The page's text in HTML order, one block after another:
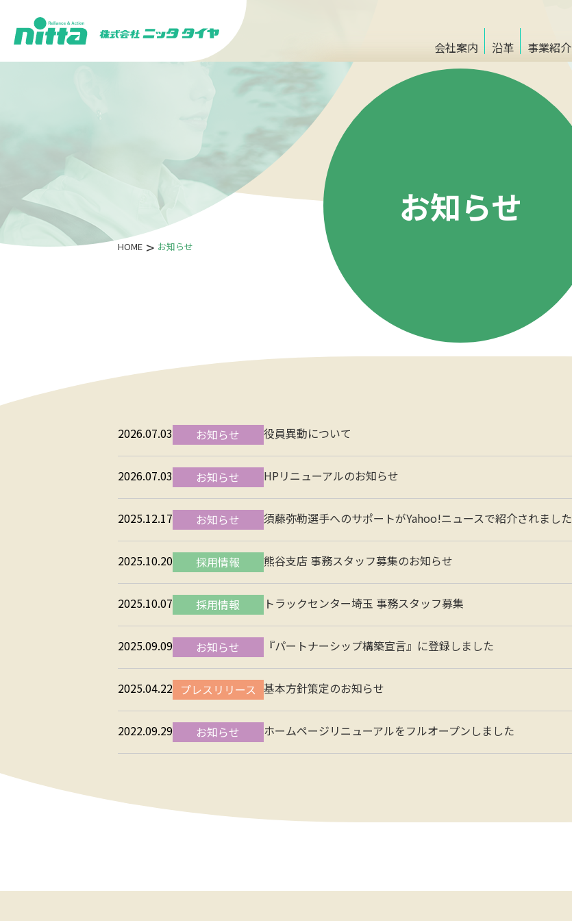
会社案内 沿革 事業紹介
お知らせ
HOME お知らせ
2026.07.03 お知らせ 役員異動について
2026.07.03 お知らせ HPリニューアルのお知らせ
2025.12.17 お知らせ 須藤弥勒選手へのサポートがYahoo!ニュースで紹介されました
2025.10.20 採用情報 熊谷支店 事務スタッフ募集のお知らせ
2025.10.07 採用情報 トラックセンター埼玉 事務スタッフ募集
2025.09.09 お知らせ 『パートナーシップ構築宣言』に登録しました
2025.04.22 プレスリリース 基本方針策定のお知らせ
2022.09.29 お知らせ ホームページリニューアルをフルオープンしました